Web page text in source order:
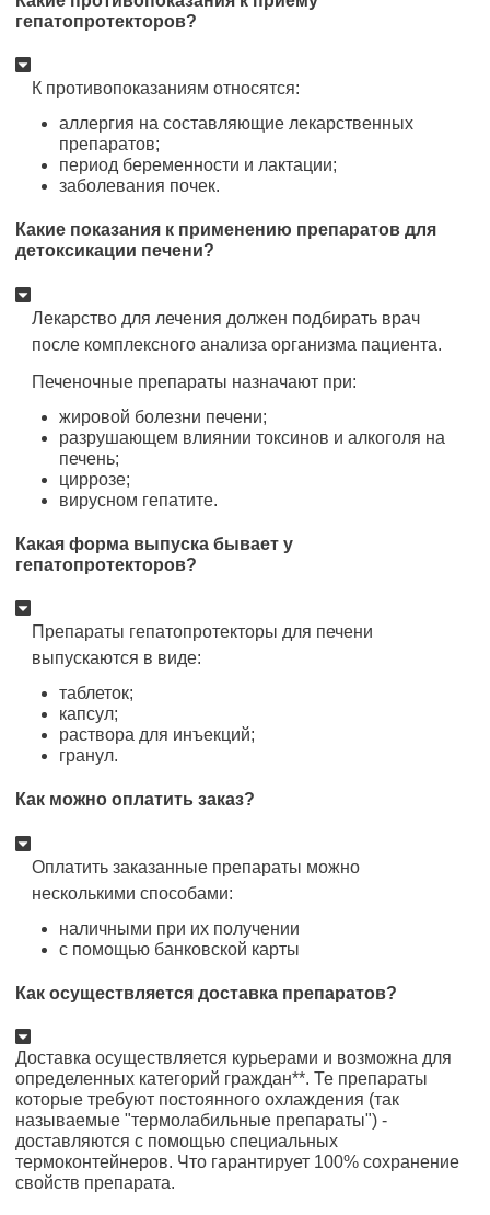
гепатопротекторов?
К противопоказаниям относятся:
аллергия на составляющие лекарственных
препаратов;
период беременности и лактации;
заболевания почек.
Какие показания к применению препаратов для
детоксикации печени?
Лекарство для лечения должен подбирать врач
после комплексного анализа организма пациента.
Печеночные препараты назначают при:
жировой болезни печени;
разрушающем влиянии токсинов и алкоголя на
печень;
циррозе;
вирусном гепатите.
Какая форма выпуска бывает у
гепатопротекторов?
Препараты гепатопротекторы для печени
выпускаются в виде:
таблеток;
капсул;
раствора для инъекций;
гранул.
Как можно оплатить заказ?
Оплатить заказанные препараты можно
несколькими способами:
наличными при их получении
с помощью банковской карты
Как осуществляется доставка препаратов?
Доставка осуществляется курьерами и возможна для
определенных категорий граждан**. Те препараты
которые требуют постоянного охлаждения (так
называемые "термолабильные препараты") -
доставляются с помощью специальных
термоконтейнеров. Что гарантирует 100% сохранение
свойств препарата.